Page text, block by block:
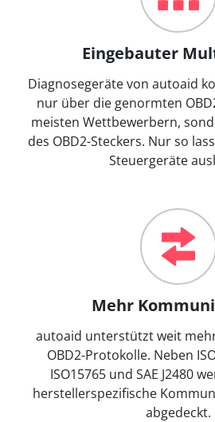
Eingebauter
Diagnosegeräte von autoaid
nur über die genormten
meisten Wettbewerbern,
des OBD2-Steckers. Nur so
Steuergeräte
Mehr
autoaid unterstützt weit
OBD2-Protokolle. Neben
ISO15765 und SAE J2480
herstellerspezifische
abgedeckt.